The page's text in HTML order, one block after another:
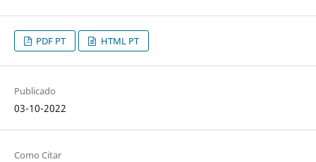
PDF PT HTML PT
Publicado
03-10-2022
Como Citar